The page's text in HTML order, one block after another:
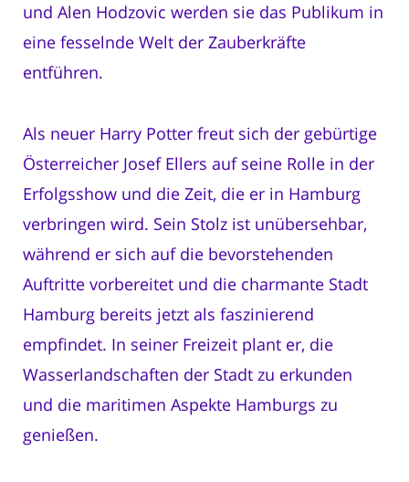
und Alen Hodzovic werden sie das Publikum in
eine fesselnde Welt der Zauberkräfte
entführen.
Als neuer Harry Potter freut sich der gebürtige
Österreicher Josef Ellers auf seine Rolle in der
Erfolgsshow und die Zeit, die er in Hamburg
verbringen wird. Sein Stolz ist unübersehbar,
während er sich auf die bevorstehenden
Auftritte vorbereitet und die charmante Stadt
Hamburg bereits jetzt als faszinierend
empfindet. In seiner Freizeit plant er, die
Wasserlandschaften der Stadt zu erkunden
und die maritimen Aspekte Hamburgs zu
genießen.